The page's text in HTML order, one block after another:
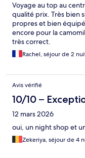
Voyage au top au
qualité prix. Très bien
propres et bien
encore pour la
très correct.
Rachel, séjour de 2
Avis vérifié
10/10 –
12 mars 2026
oui, un night shop et
Zekeriya, séjour de 4